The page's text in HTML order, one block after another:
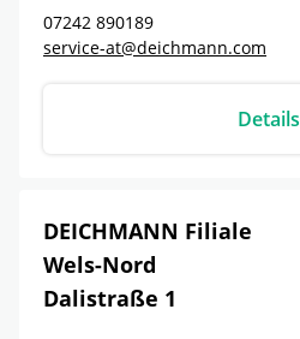
07242 890189
service-at@deichmann.com
Details
DEICHMANN Filiale
Wels-Nord
Dalistraße 1